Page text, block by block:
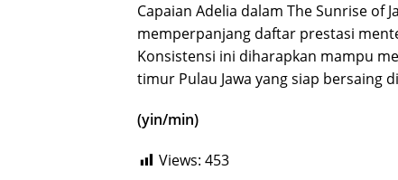
​Capaian Adelia dalam The Sunrise of
memperpanjang daftar prestasi
Konsistensi ini diharapkan mampu
timur Pulau Jawa yang siap bersaing
(yin/min)
Views: 453